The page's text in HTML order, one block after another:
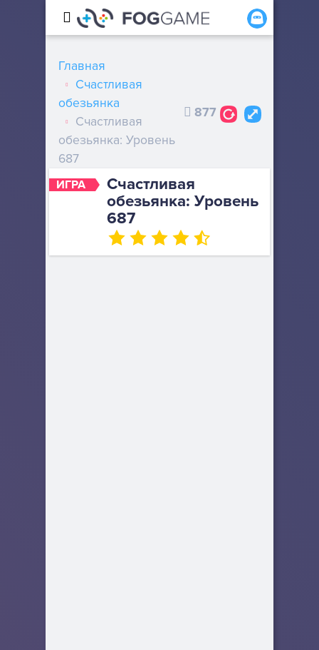
ИГРА
Счастливая
обезьянка: Уровень
687
Главная
Счастливая
обезьянка
Счастливая
обезьянка: Уровень
687
877